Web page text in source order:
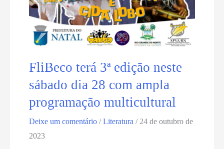
FliBeco terá 3ª edição neste
sábado dia 28 com ampla
programação multicultural
Deixe um comentário /Literatura / 24 de outubro de
2023